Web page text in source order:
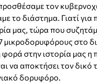
τον
το διάστημα. Γιατί
μας, τώρα που
μικροδορυφόρους στο
στην ιστορία μας η
να αποκτήσει τον δικό
δορυφόρο.